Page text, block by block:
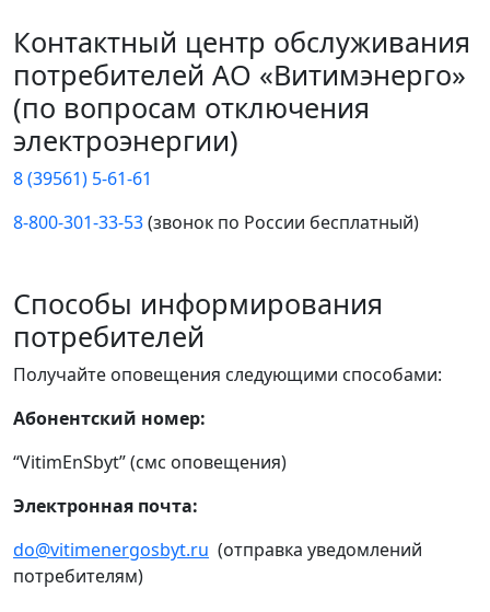
Контактный центр обслуживания
потребителей АО «Витимэнерго»
(по вопросам отключения
электроэнергии)
8 (39561) 5-61-61
8-800-301-33-53(звонок по России бесплатный)
Способы информирования
потребителей
Получайте оповещения следующими способами:
Абонентский номер:
“VitimEnSbyt” (смс оповещения)
Электронная почта:
do@vitimenergosbyt.ru (отправка уведомлений
потребителям)